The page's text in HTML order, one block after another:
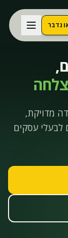
נדבר
מדידה מדויקת,
לבעלי עסקים